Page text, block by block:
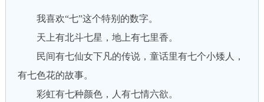
我喜欢“七”这个特别的数字。
天上有北斗七星，地上有七里香。
民间有七仙女下凡的传说，童话里有七个小矮人，
有七色花的故事。
彩虹有七种颜色，人有七情六欲。